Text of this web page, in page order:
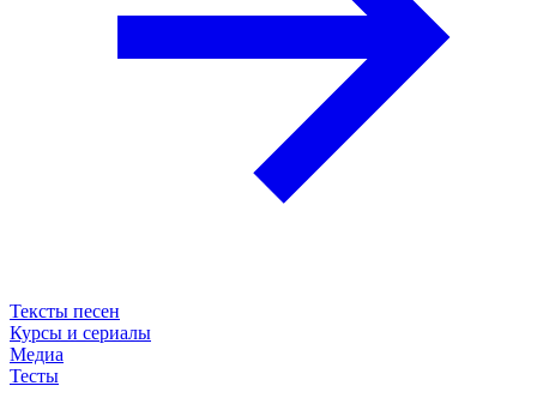
Тексты песен
Курсы и сериалы
Медиа
Тесты